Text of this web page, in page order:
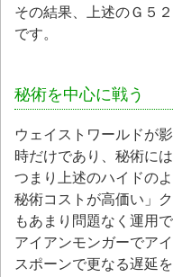
その結果、上述のＧ５
です。
秘術を中心に戦う
ウェイストワールドが
時だけであり、秘術に
つまり上述のハイドの
秘術コストが高価い」
もあまり問題なく運用で
アイアンモンガーでア
スポーンで更なる遅延